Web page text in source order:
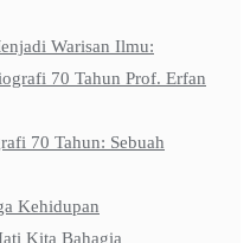
Warisan Ilmu:
70 Tahun Prof. Erfan
70 Tahun: Sebuah
Kehidupan
Kita Bahagia